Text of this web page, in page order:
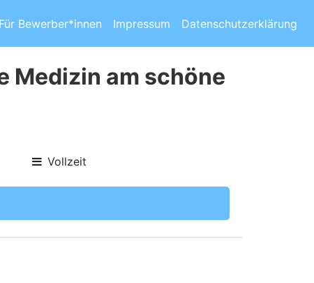
Für Bewerber*innen Impressum Datenschutzerklärung
Medizin am schöne
Vollzeit